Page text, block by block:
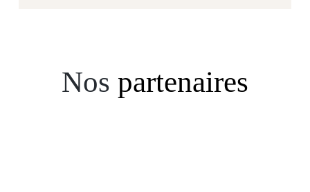
Nos partenaires